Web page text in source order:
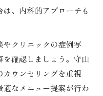
、内科的アプローチも
クリニックの症例写
確認しましょう。守山
ウンセリングを重視
なメニュー提案が行わ